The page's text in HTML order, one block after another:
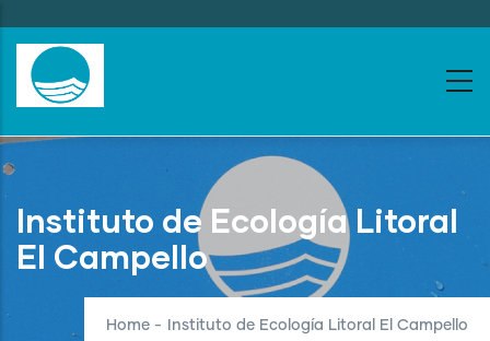
to
main
content
Instituto de Ecología Litoral
El Campello
Home - Instituto de Ecología Litoral El Campello